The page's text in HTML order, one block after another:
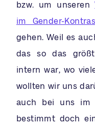
bzw. um unseren
im Gender-
gehen. Weil es
das so das
intern war, wo
wollten wir uns
auch bei uns im
bestimmt doch